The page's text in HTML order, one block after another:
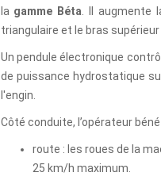
la gamme Béta . Il
triangulaire et le bras
Un pendule électronique
de puissance hydrostatique
l'engin.
Côté conduite, l’opérateur
route : les roues de la
25 km/h maximum.